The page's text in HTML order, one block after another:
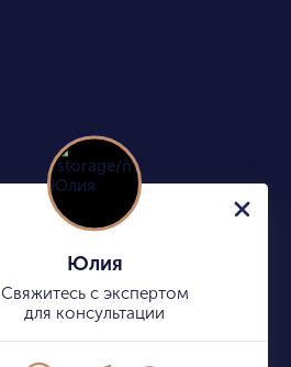
Юлия
Свяжитесь с экспертом
для консультации